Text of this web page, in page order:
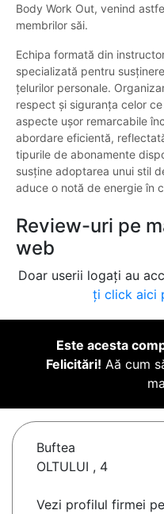
Body Work Out, venind
membrilor săi.
Echipa formată din
specializată pentru
țelurilor personale.
respect și siguranța celor
aspecte ușor remarcabile
abordare eficientă,
tipurile de abonamente
susține adoptarea unui stil
aduce o notă de energie în
Review-uri pe
web
Doar userii logați au
ți click aici
Este acesta
Felicitări! Aă cum
Buftea
OLTULUI , 4
Vezi profilul firmei pe